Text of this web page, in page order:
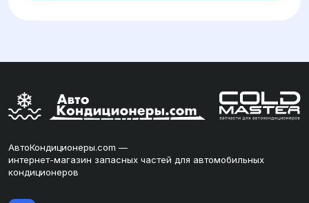
АвтоКондиционеры.com —
интернет-магазин запасных частей для автомобильных
кондиционеров